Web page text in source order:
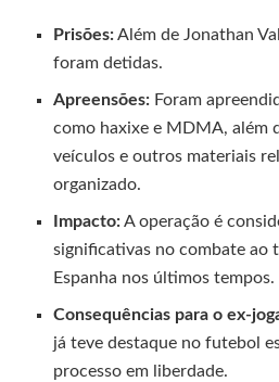
Prisões:Além de Jonathan
foram detidas.
Apreensões: Foram
como haxixe e MDMA, além
veículos e outros materiais
organizado.
Impacto:A operação é
significativas no combate ao
Espanha nos últimos tempos.
Consequências para o ex-
já teve destaque no futebol
processo em liberdade.